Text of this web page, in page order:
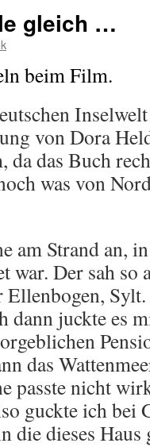
gleich …
beim Film.
von Dora
das Buch
was von
am Strand an,
war. Der sah so
dann juckte es
das
passte nicht
guckte ich bei
die dieses Haus